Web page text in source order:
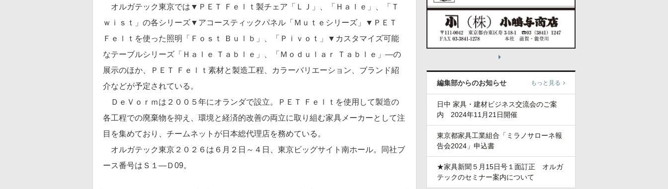
オルガテック東京では▼ＰＥＴ Ｆｅｌｔ製チェア「ＬＪ」、「Ｈａｌｅ」、「Ｔ
ｗｉｓｔ」の各シリーズ▼アコースティックパネル「Ｍｕｔｅシリーズ」▼ＰＥＴ
Ｆｅｌｔを使った照明「Ｆｏｓｔ Ｂｕｌｂ」、「Ｐｉｖｏｔ」▼カスタマイズ可能
なテーブルシリーズ「Ｈａｌｅ Ｔａｂｌｅ」、「Ｍｏｄｕｌａｒ Ｔａｂｌｅ」―の
展示のほか、ＰＥＴ Ｆｅｌｔ素材と製造工程、カラーバリエーション、ブランド紹
介などが予定されている。
ＤｅＶｏｒｍは２００５年にオランダで設立。ＰＥＴ Ｆｅｌｔを使用して製造の
各工程での廃棄物を抑え、環境と経済的改善の両立に取り組む家具メーカーとして注
目を集めており、チームネットが日本総代理店を務めている。
オルガテック東京２０２６は６月２日～４日、東京ビッグサイト南ホール。同社ブ
ース番号はＳ１―Ｄ09。
編集部からのお知らせ もっと見る
日中 家具・建材ビジネス交流会のご案
内 2024年11月21日開催
東京都家具工業組合「ミラノサローネ報
告会2024」申込書
★家具新聞５月15日号１面訂正 オルガ
テックのセミナー案内について